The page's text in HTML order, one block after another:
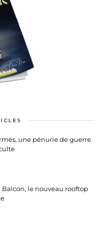
une pénurie de guerre
le nouveau rooftop